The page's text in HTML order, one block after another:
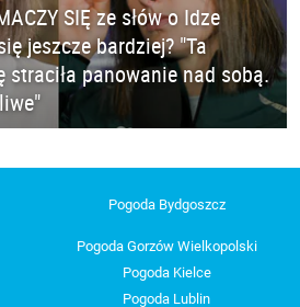
SIĘ ze słów o Idze
jeszcze bardziej? "Ta
straciła panowanie nad sobą.
Pogoda Bydgoszcz
Pogoda Gorzów Wielkopolski
Pogoda Kielce
Pogoda Lublin